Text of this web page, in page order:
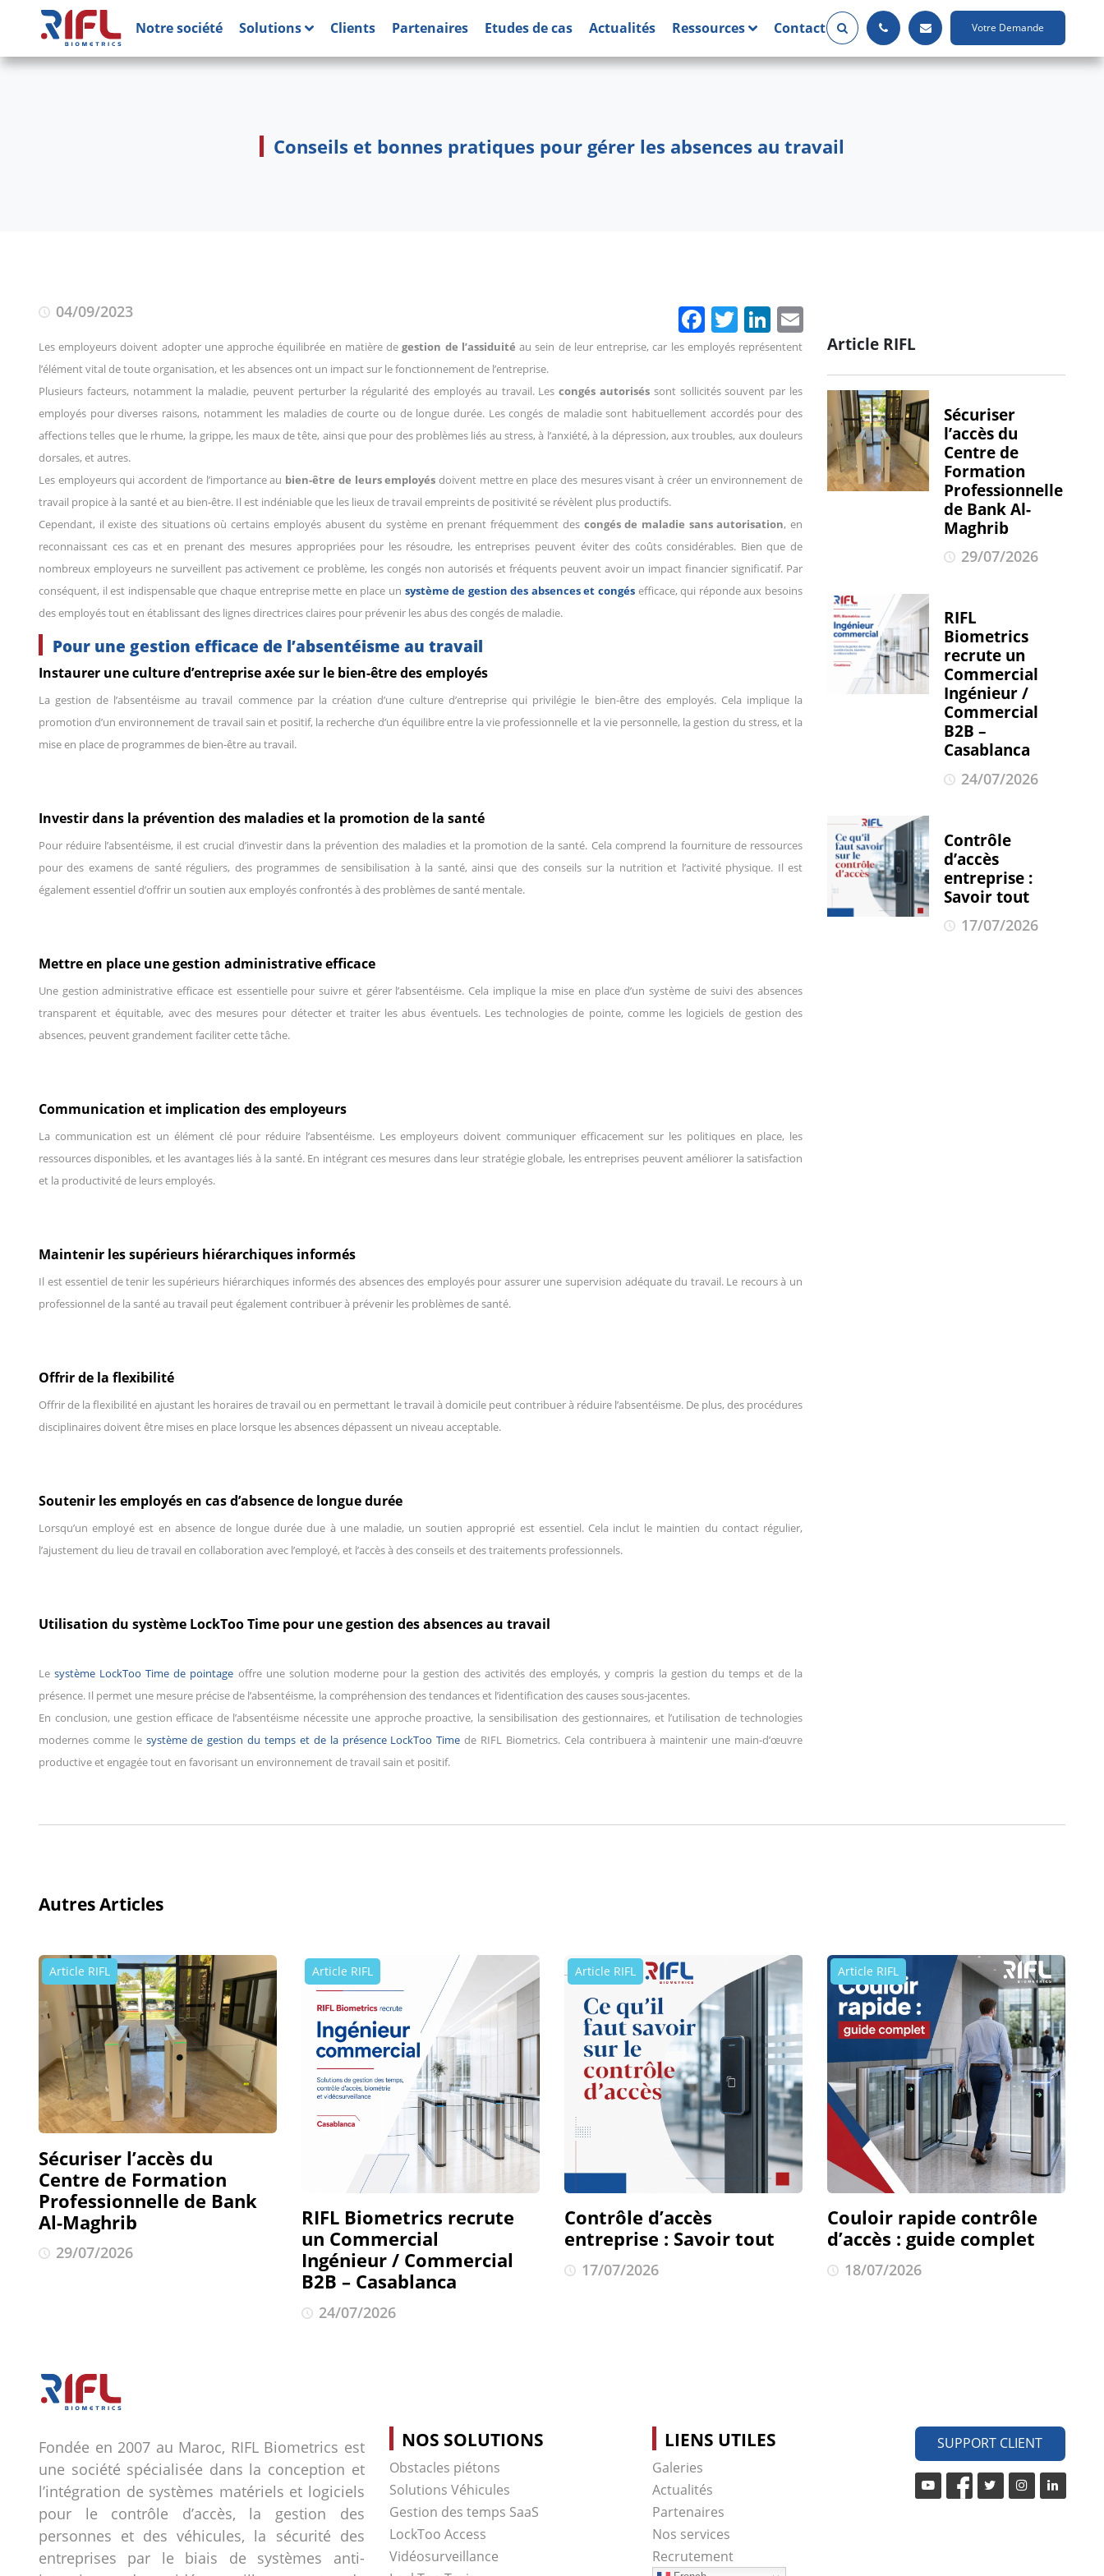
Notre société Solutions Clients Partenaires Etudes de cas Actualités Ressources Contact Votre Demande
Conseils et bonnes pratiques pour gérer les absences au travail
04/09/2023 Facebook
TwitterLinkedIn
Les employeurs doivent adopter une approche équilibrée en matière degestion de l’assiduité au sein de leur entreprise, car les employés représentent
l’élément vital de toute organisation, et les absences ont un impact sur le fonctionnement de l’entreprise.
Plusieurs facteurs, notamment la maladie, peuvent perturber la régularité des employés au travail. Lescongés autorisés sont sollicités souvent par les
employés pour diverses raisons, notamment les maladies de courte ou de longue durée. Les congés de maladie sont habituellement accordés pour des
affections telles que le rhume, la grippe, les maux de tête, ainsi que pour des problèmes liés au stress, à l’anxiété, à la dépression, aux troubles, aux douleurs
dorsales, et autres.
Les employeurs qui accordent de l’importance au bien-être de leurs employés doivent mettre en place des mesures visant à créer un environnement de
travail propice à la santé et au bien-être. Il est indéniable que les lieux de travail empreints de positivité se révèlent plus productifs.
Cependant, il existe des situations où certains employés abusent du système en prenant fréquemment des congés de maladie sans autorisation, en
reconnaissant ces cas et en prenant des mesures appropriées pour les résoudre, les entreprises peuvent éviter des coûts considérables. Bien que de
nombreux employeurs ne surveillent pas activement ce problème, les congés non autorisés et fréquents peuvent avoir un impact financier significatif. Par
conséquent, il est indispensable que chaque entreprise mette en place un système de gestion des absences et congés efficace, qui réponde aux besoins
des employés tout en établissant des lignes directrices claires pour prévenir les abus des congés de maladie.
Pour une gestion efficace de l’absentéisme au travail
Instaurer une culture d’entreprise axée sur le bien-être des employés
La gestion de l’absentéisme au travail commence par la création d’une culture d’entreprise qui privilégie le bien-être des employés. Cela implique la
promotion d’un environnement de travail sain et positif, la recherche d’un équilibre entre la vie professionnelle et la vie personnelle, la gestion du stress, et la
mise en place de programmes de bien-être au travail.
Investir dans la prévention des maladies et la promotion de la santé
Pour réduire l’absentéisme, il est crucial d’investir dans la prévention des maladies et la promotion de la santé. Cela comprend la fourniture de ressources
pour des examens de santé réguliers, des programmes de sensibilisation à la santé, ainsi que des conseils sur la nutrition et l’activité physique. Il est
également essentiel d’offrir un soutien aux employés confrontés à des problèmes de santé mentale.
Mettre en place une gestion administrative efficace
Une gestion administrative efficace est essentielle pour suivre et gérer l’absentéisme. Cela implique la mise en place d’un système de suivi des absences
transparent et équitable, avec des mesures pour détecter et traiter les abus éventuels. Les technologies de pointe, comme les logiciels de gestion des
absences, peuvent grandement faciliter cette tâche.
Communication et implication des employeurs
La communication est un élément clé pour réduire l’absentéisme. Les employeurs doivent communiquer efficacement sur les politiques en place, les
ressources disponibles, et les avantages liés à la santé. En intégrant ces mesures dans leur stratégie globale, les entreprises peuvent améliorer la satisfaction
et la productivité de leurs employés.
Maintenir les supérieurs hiérarchiques informés
Il est essentiel de tenir les supérieurs hiérarchiques informés des absences des employés pour assurer une supervision adéquate du travail. Le recours à un
professionnel de la santé au travail peut également contribuer à prévenir les problèmes de santé.
Offrir de la flexibilité
Offrir de la flexibilité en ajustant les horaires de travail ou en permettant le travail à domicile peut contribuer à réduire l’absentéisme. De plus, des procédures
disciplinaires doivent être mises en place lorsque les absences dépassent un niveau acceptable.
Soutenir les employés en cas d’absence de longue durée
Lorsqu’un employé est en absence de longue durée due à une maladie, un soutien approprié est essentiel. Cela inclut le maintien du contact régulier,
l’ajustement du lieu de travail en collaboration avec l’employé, et l’accès à des conseils et des traitements professionnels.
Utilisation du système LockToo Time pour une gestion des absences au travail
Lesystème LockToo Time de pointage offre une solution moderne pour la gestion des activités des employés, y compris la gestion du temps et de la
présence. Il permet une mesure précise de l’absentéisme, la compréhension des tendances et l’identification des causes sous-jacentes.
En conclusion, une gestion efficace de l’absentéisme nécessite une approche proactive, la sensibilisation des gestionnaires, et l’utilisation de technologies
modernes comme le système de gestion du temps et de la présence LockToo Time de RIFL Biometrics. Cela contribuera à maintenir une main-d’œuvre
productive et engagée tout en favorisant un environnement de travail sain et positif.
Article RIFL
Sécuriser
l’accès du
Centre de
Formation
Professionnelle
de Bank Al-
Maghrib
29/07/2026
RIFL
Biometrics
recrute un
Commercial
Ingénieur /
Commercial
B2B –
Casablanca
24/07/2026
Contrôle
d’accès
entreprise :
Savoir tout
17/07/2026
Autres Articles
Article RIFL
Sécuriser l’accès du
Centre de Formation
Professionnelle de Bank
Al-Maghrib
29/07/2026
Article RIFL
RIFL Biometrics recrute
un Commercial
Ingénieur / Commercial
B2B – Casablanca
24/07/2026
Article RIFL
Contrôle d’accès
entreprise : Savoir tout
17/07/2026
Article RIFL
Couloir rapide contrôle
d’accès : guide complet
18/07/2026
Fondée en 2007 au Maroc, RIFL Biometrics est
une société spécialisée dans la conception et
l’intégration de systèmes matériels et logiciels
pour le contrôle d’accès, la gestion des
personnes et des véhicules, la sécurité des
entreprises par le biais de systèmes anti-
NOS SOLUTIONS
Obstacles piétons
Solutions Véhicules
Gestion des temps SaaS
LockToo Access
Vidéosurveillance
LIENS UTILES
Galeries
Actualités
Partenaires
Nos services
Recrutement
SUPPORT CLIENT